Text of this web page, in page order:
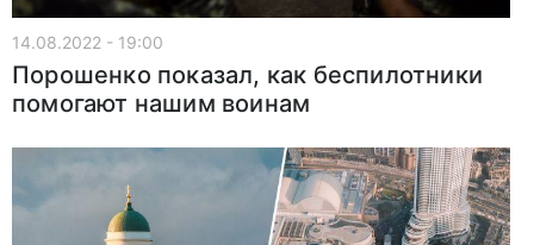
14.08.2022 - 19:00
Порошенко показал, как беспилотники
помогают нашим воинам